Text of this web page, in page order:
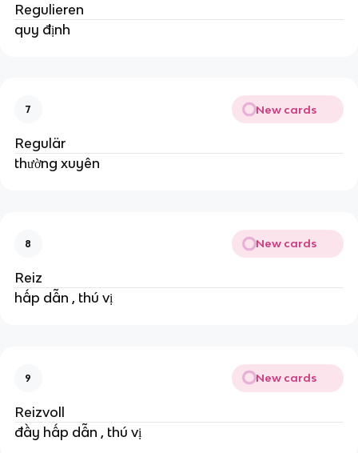
Regulieren
quy định
7 New cards
Regulär
thường xuyên
8 New cards
Reiz
hấp dẫn , thú vị
9 New cards
Reizvoll
đầy hấp dẫn , thú vị